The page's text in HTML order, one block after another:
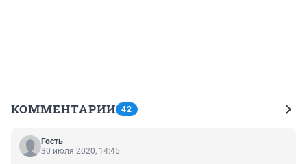
КОММЕНТАРИИ 42
Гость
30 июля 2020, 14:45